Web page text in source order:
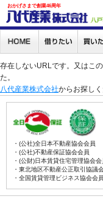
おかげさまで創業46周年
存在しないURLです。又はこ
た。
八代産業株式会社からお探しく
・(公社)全日本不動産協会会員
・(公社)不動産保証協会会員
・(公財)日本賃貸住宅管理協会会
・東北地区不動産公正取引協議
・全国賃貸管理ビジネス協会会員